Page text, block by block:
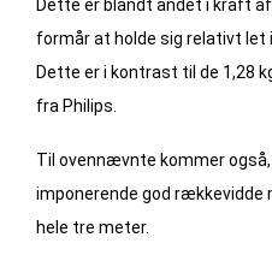
Dette er blandt andet i kraft
formår at holde sig relativt let
Dette er i kontrast til de 1,28
fra Philips.
Til ovennævnte kommer
imponerende god rækkevidde
hele tre meter.